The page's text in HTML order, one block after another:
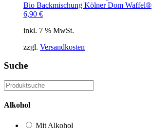
Bio Backmischung Kölner Dom Waffel®
6,90 €
inkl. 7 % MwSt.
zzgl. Versandkosten
Suche
Alkohol
Mit Alkohol